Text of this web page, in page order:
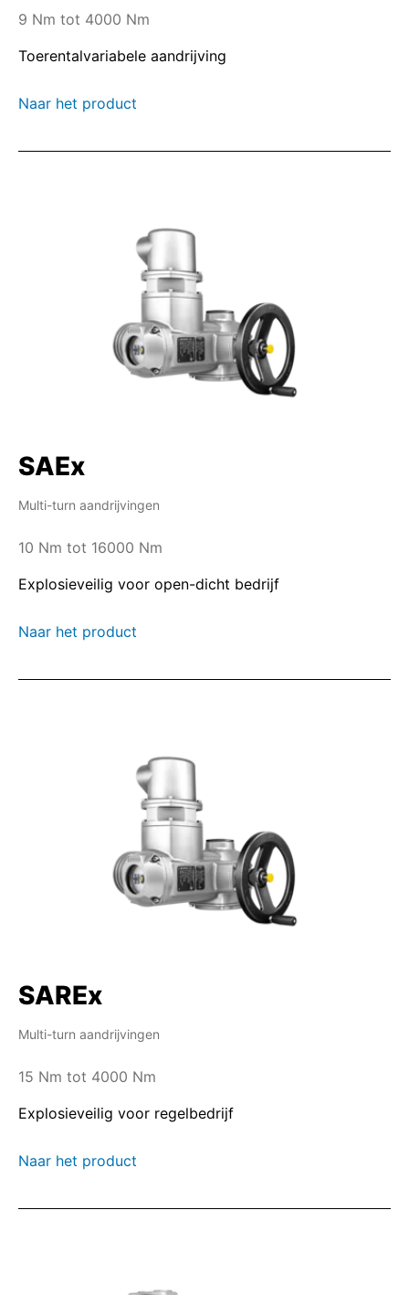
9 Nm tot 4000 Nm
Toerentalvariabele aandrijving
Naar het product
SAEx
Multi-turn aandrijvingen
10 Nm tot 16000 Nm
Explosieveilig voor open-dicht bedrijf
Naar het product
SAREx
Multi-turn aandrijvingen
15 Nm tot 4000 Nm
Explosieveilig voor regelbedrijf
Naar het product